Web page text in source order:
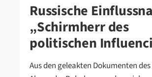
Russische
„Schirmherr des
politischen
Aus den geleakten Dokumenten